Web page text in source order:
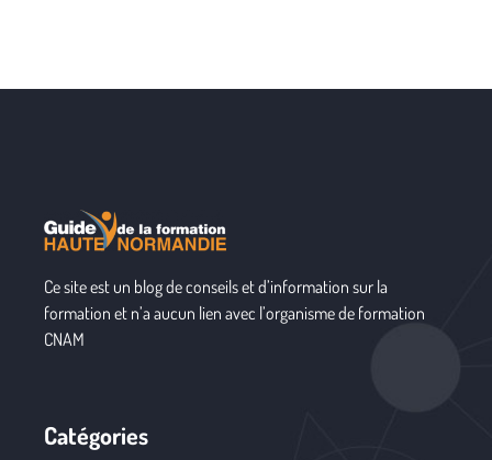
Ce site est un blog de conseils et d’information sur la
formation et n’a aucun lien avec l’organisme de formation
CNAM
Catégories